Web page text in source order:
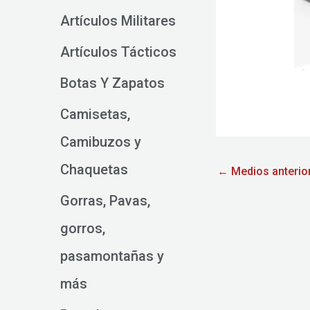
Artículos Militares
Artículos Tácticos
Botas Y Zapatos
Camisetas,
Camibuzos y
Chaquetas
Gorras, Pavas,
gorros,
pasamontañas y
más
← Medios